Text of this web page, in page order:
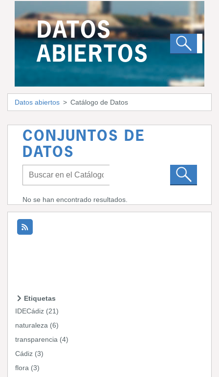
DATOS
ABIERTOS
Datos abiertos Catálogo de Datos
CONJUNTOS DE
DATOS
No se han encontrado resultados.
Etiquetas
IDECádiz (21)
naturaleza (6)
transparencia (4)
Cádiz (3)
flora (3)